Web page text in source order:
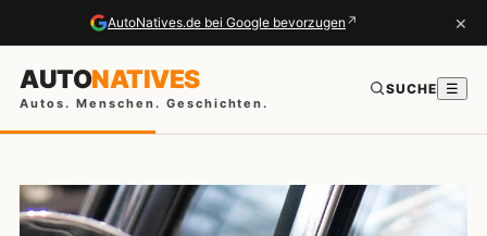
AutoNatives.de bei Google bevorzugen ↗ ×
AUTONATIVES
Autos. Menschen. Geschichten.
SUCHE ☰